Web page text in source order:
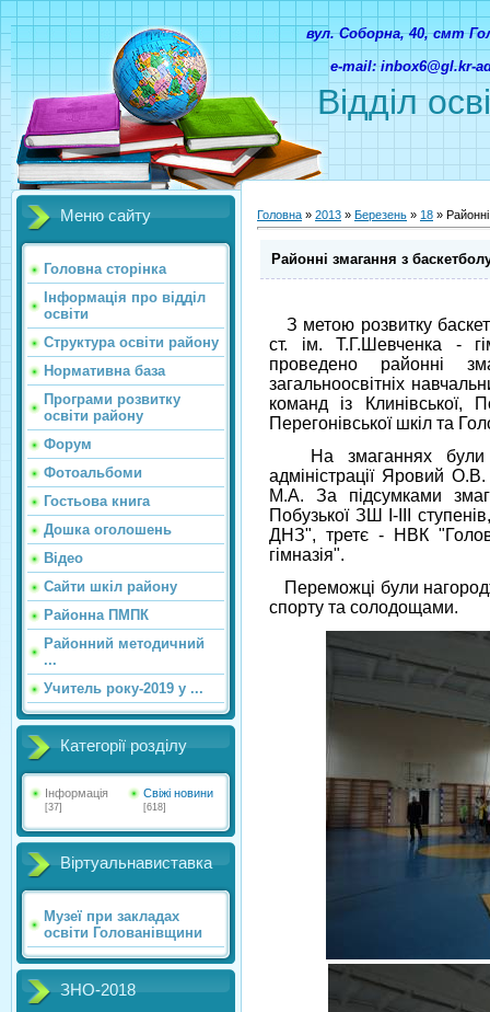
Відділ
вул. Соборна, 40, смт
e-mail: inbox6@gl.kr-
Меню сайту
Головна сторінка
Інформація про відділ
освіти
Структура освіти району
Нормативна база
Програми розвитку
освіти району
Форум
Фотоальбоми
Гостьова книга
Дошка оголошень
Відео
Сайти шкіл району
Районна ПМПК
Районний методичний
...
Учитель року-2019 у ...
Категорії розділу
Інформація
[37]
Свіжі новини
[618]
Віртуальнавиставка
Музеї при закладах
освіти Голованівщини
ЗНО-2018
Головна » 2013 » Березень » 18 »
Районні змагання з
З метою розвитку
ст. ім. Т.Г.Шевченка -
проведено районні
загальноосвітніх
команд із Клинівської,
Перегонівської шкіл та
На змаганнях були
адміністрації Яровий
М.А. За підсумками
Побузької ЗШ І-ІІІ
ДНЗ", третє - НВК
гімназія".
Переможці були
спорту та солодощами.